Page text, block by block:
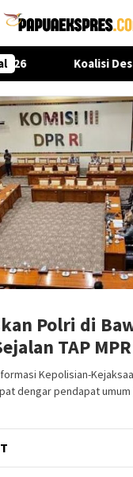
Koalisi
Polri di
TAP MPR
Kepolisian-
dengar pendapat umum